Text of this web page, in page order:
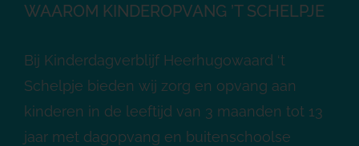
WAAROM KINDEROPVANG ’T SCHELPJE
Bij Kinderdagverblijf Heerhugowaard ‘t
Schelpje bieden wij zorg en opvang aan
kinderen in de leeftijd van 3 maanden tot 13
jaar met dagopvang en buitenschoolse